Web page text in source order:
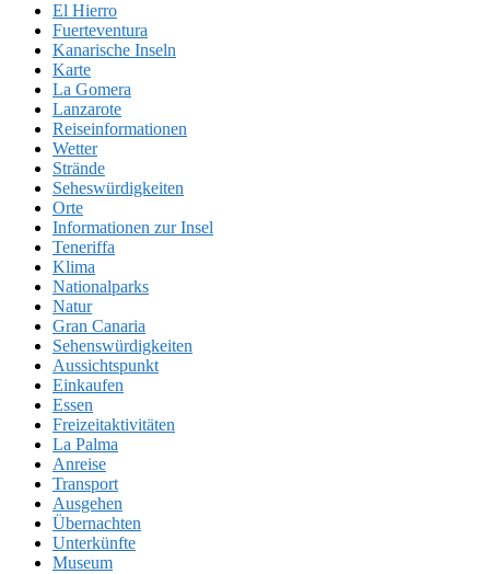
El Hierro
Fuerteventura
Kanarische Inseln
Karte
La Gomera
Lanzarote
Reiseinformationen
Wetter
Strände
Seheswürdigkeiten
Orte
Informationen zur Insel
Teneriffa
Klima
Nationalparks
Natur
Gran Canaria
Sehenswürdigkeiten
Aussichtspunkt
Einkaufen
Essen
Freizeitaktivitäten
La Palma
Anreise
Transport
Ausgehen
Übernachten
Unterkünfte
Museum